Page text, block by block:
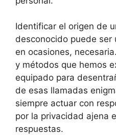
Identificar el origen de
desconocido puede ser
en ocasiones,
y métodos que hemos
equipado para
de esas llamadas
siempre actuar con
por la privacidad ajena
respuestas.